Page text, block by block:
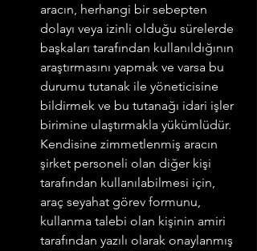
aracın, herhangi bir sebepten
dolayı veya izinli olduğu sürelerde
başkaları tarafından kullanıldığının
araştırmasını yapmak ve varsa bu
durumu tutanak ile yöneticisine
bildirmek ve bu tutanağı idari işler
birimine ulaştırmakla yükümlüdür.
Kendisine zimmetlenmiş aracın
şirket personeli olan diğer kişi
tarafından kullanılabilmesi için,
araç seyahat görev formunu,
kullanma talebi olan kişinin amiri
tarafından yazılı olarak onaylanmış